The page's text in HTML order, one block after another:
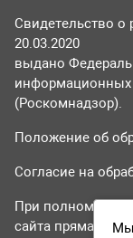
Свидетельство
20.03.2020
выдано
информационных
(Роскомнадзор).
Положение об
Согласие на
При полном или
сайта прямая
Мы